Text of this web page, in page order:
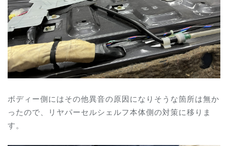
ボディー側にはその他異音の原因になりそうな箇所は無か
ったので、リヤパーセルシェルフ本体側の対策に移りま
す。